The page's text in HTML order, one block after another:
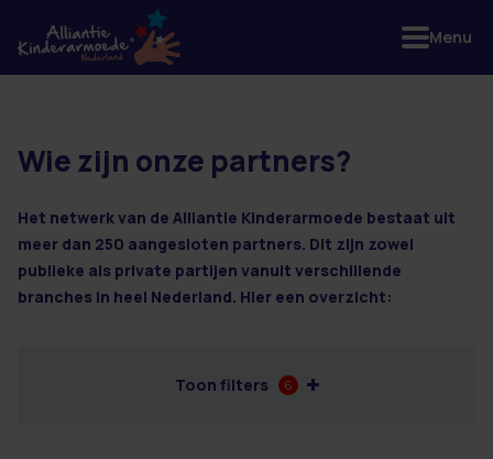
17 resultaten
Wie zijn onze partners?
Het netwerk van de Alliantie Kinderarmoede bestaat uit
meer dan 250 aangesloten partners. Dit zijn zowel
publieke als private partijen vanuit verschillende
branches in heel Nederland. Hier een overzicht:
Toon filters 6
Menu